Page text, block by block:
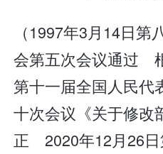
（1997年3月14日
会第五次会议通过
第十一届全国人民代
十次会议《关于修改
正 2020年12月26日